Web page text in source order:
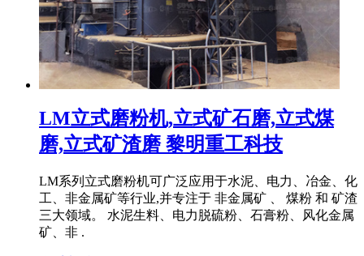
LM立式磨粉机,立式矿石磨,立式煤
磨,立式矿渣磨 黎明重工科技
LM系列立式磨粉机可广泛应用于水泥、电力、冶金、化
工、非金属矿等行业,并专注于 非金属矿 、 煤粉 和 矿渣
三大领域。 水泥生料、电力脱硫粉、石膏粉、风化金属
矿、非 .